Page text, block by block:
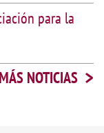
para la
MÁS NOTICIAS >